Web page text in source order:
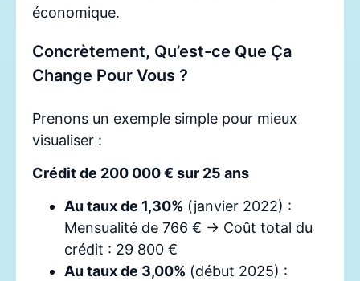
économique.
Concrètement, Qu’est-ce Que Ça
Change Pour Vous ?
Prenons un exemple simple pour mieux
visualiser :
Crédit de 200 000 € sur 25 ans
Au taux de 1,30% (janvier 2022) :
Mensualité de 766 € → Coût total du
crédit : 29 800 €
Au taux de 3,00% (début 2025) :